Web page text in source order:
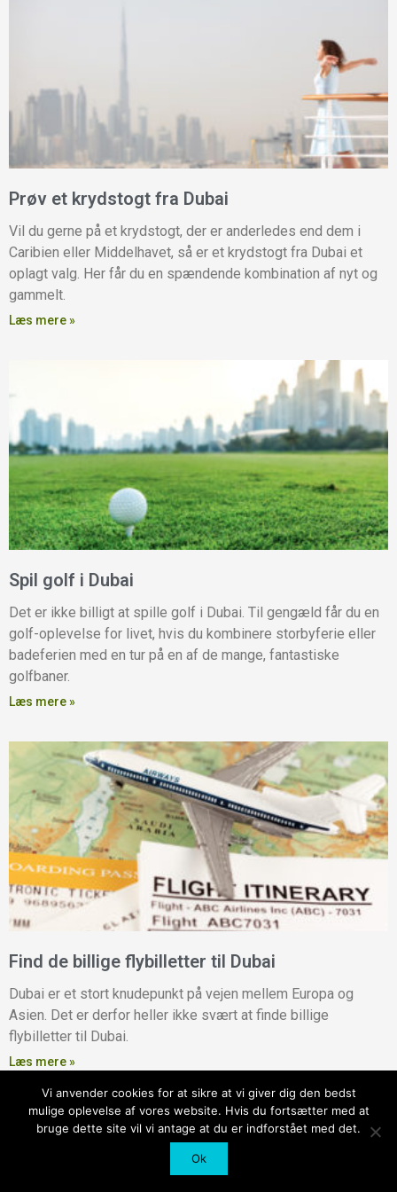
Prøv et krydstogt fra Dubai
Vil du gerne på et krydstogt, der er anderledes end dem i
Caribien eller Middelhavet, så er et krydstogt fra Dubai et
oplagt valg. Her får du en spændende kombination af nyt og
gammelt.
Læs mere »
Spil golf i Dubai
Det er ikke billigt at spille golf i Dubai. Til gengæld får du en
golf-oplevelse for livet, hvis du kombinere storbyferie eller
badeferien med en tur på en af de mange, fantastiske
golfbaner.
Læs mere »
Find de billige flybilletter til Dubai
Dubai er et stort knudepunkt på vejen mellem Europa og
Asien. Det er derfor heller ikke svært at finde billige
flybilletter til Dubai.
Læs mere »
Copyright © 2026 Dubai Fan /Kontakt Loco Media
Privatlivspolitik
Vi anvender cookies for at sikre at vi giver dig den bedst
mulige oplevelse af vores website. Hvis du fortsætter med at
bruge dette site vil vi antage at du er indforstået med det.
Ok